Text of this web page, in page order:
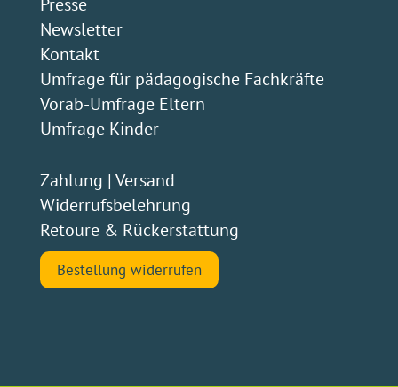
Newsletter
Kontakt
Umfrage für pädagogische Fachkräfte
Vorab-Umfrage Eltern
Umfrage Kinder
Zahlung | Versand
Widerrufsbelehrung
Retoure & Rückerstattung
Bestellung widerrufen